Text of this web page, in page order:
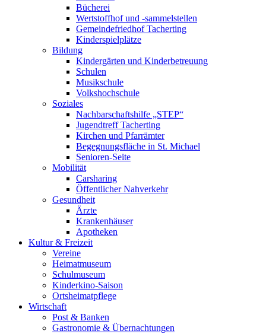
Bücherei
Wertstoffhof und -sammelstellen
Gemeindefriedhof Tacherting
Kinderspielplätze
Bildung
Kindergärten und Kinderbetreuung
Schulen
Musikschule
Volkshochschule
Soziales
Nachbarschaftshilfe „STEP“
Jugendtreff Tacherting
Kirchen und Pfarrämter
Begegnungsfläche in St. Michael
Senioren-Seite
Mobilität
Carsharing
Öffentlicher Nahverkehr
Gesundheit
Ärzte
Krankenhäuser
Apotheken
Kultur & Freizeit
Vereine
Heimatmuseum
Schulmuseum
Kinderkino-Saison
Ortsheimatpflege
Wirtschaft
Post & Banken
Gastronomie & Übernachtungen